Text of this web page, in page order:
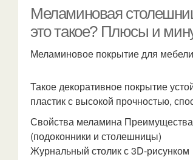
Меламиновая
это такое? Плюсы и
Меламиновое покрытие для
Такое декоративное покрытие
пластик с высокой прочностью,
Свойства меламина
(подоконники и столешницы)
Журнальный столик с 3D-рисунком